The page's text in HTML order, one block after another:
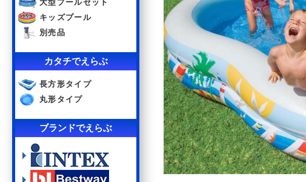
大型プールセット
キッズプール
別売品
カタチでえらぶ
長方形タイプ
丸形タイプ
ブランドでえらぶ